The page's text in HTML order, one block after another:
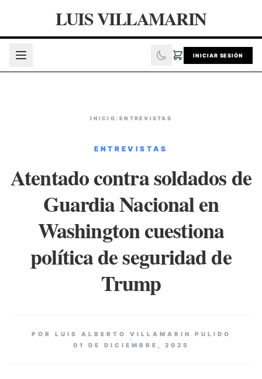
LUIS VILLAMARIN
INICIAR SESIÓN
INICIO / ENTREVISTAS
ENTREVISTAS
Atentado contra soldados de
Guardia Nacional en
Washington cuestiona
política de seguridad de
Trump
POR LUIS ALBERTO VILLAMARIN PULIDO
01 DE DICIEMBRE, 2025